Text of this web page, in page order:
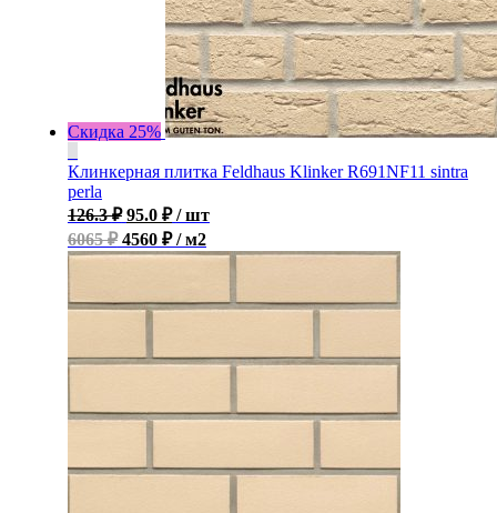
Скидка 25%
Клинкерная плитка Feldhaus Klinker R691NF11 sintra
perla
126.3₽ 95.0 ₽ / шт
6065 ₽4560 ₽ / м2